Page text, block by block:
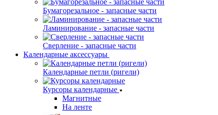
Бумагорезальное - запасные части
Ламинирование - запасные части
Сверление - запасные части
Календарные аксессуары
Календарные петли (ригели)
Курсоры календарные
Магнитные
На ленте